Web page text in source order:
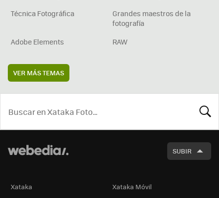
Técnica Fotográfica
Grandes maestros de la
fotografía
Adobe Elements
RAW
VER MÁS TEMAS
SUBIR
Xataka Xataka Móvil